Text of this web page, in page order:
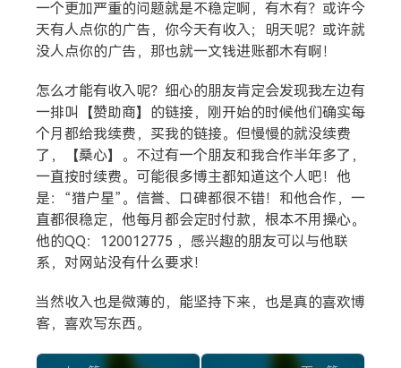
生活 音乐 微博 故事 杂志
摄影
一个更加严重的问题就是不稳定啊，有木有？或许今
天有人点你的广告，你今天有收入；明天呢？或许就
没人点你的广告，那也就一文钱进账都木有啊！
怎么才能有收入呢？细心的朋友肯定会发现我左边有
一排叫【赞助商】的链接，刚开始的时候他们确实每
个月都给我续费，买我的链接。但慢慢的就没续费
了，【桑心】。不过有一个朋友和我合作半年多了，
一直按时续费。可能很多博主都知道这个人吧！他
是：“猎户星”。信誉、口碑都很不错！和他合作，一
直都很稳定，他每月都会定时付款，根本不用操心。
他的QQ：120012775 ，感兴趣的朋友可以与他联
系，对网站没有什么要求！
当然收入也是微薄的，能坚持下来，也是真的喜欢博
客，喜欢写东西。